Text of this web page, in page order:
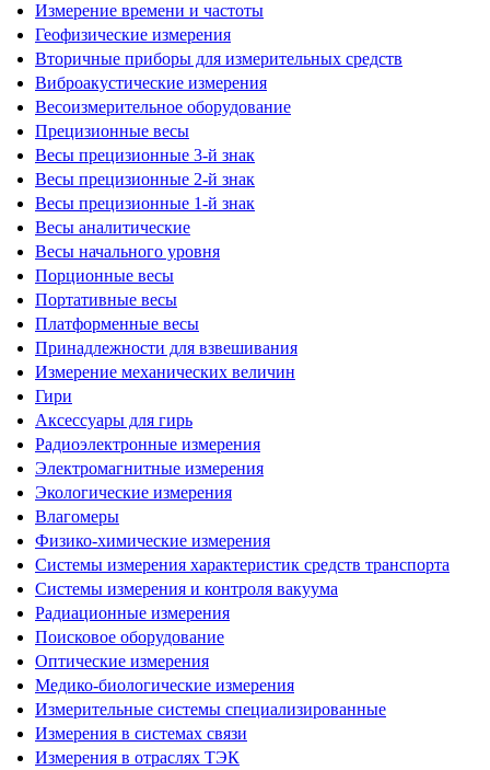
Измерение времени и частоты
Геофизические измерения
Вторичные приборы для измерительных средств
Виброакустические измерения
Весоизмерительное оборудование
Прецизионные весы
Весы прецизионные 3-й знак
Весы прецизионные 2-й знак
Весы прецизионные 1-й знак
Весы аналитические
Весы начального уровня
Порционные весы
Портативные весы
Платформенные весы
Принадлежности для взвешивания
Измерение механических величин
Гири
Аксессуары для гирь
Радиоэлектронные измерения
Электромагнитные измерения
Экологические измерения
Влагомеры
Физико-химические измерения
Системы измерения характеристик средств транспорта
Системы измерения и контроля вакуума
Радиационные измерения
Поисковое оборудование
Оптические измерения
Медико-биологические измерения
Измерительные системы специализированные
Измерения в системах связи
Измерения в отраслях ТЭК